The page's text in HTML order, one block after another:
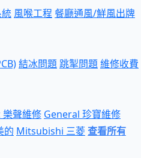
風喉工程 餐廳通風/鮮風出牌
結冰問題跳掣問題維修收費
聲維修 General 珍寶維修
的 Mitsubishi 三菱查看所有